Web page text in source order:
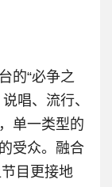
的“必争之
唱、流行、
单一类型的
受众。融合
目更接地